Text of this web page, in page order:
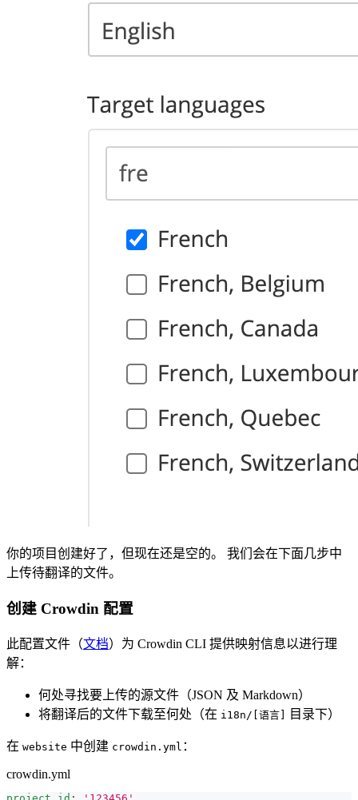
你的项目创建好了，但现在还是空的。 我们会在下面几步中
上传待翻译的文件。
创建 Crowdin 配置
此配置文件（文档）为 Crowdin CLI 提供映射信息以进行理
解：
何处寻找要上传的源文件（JSON 及 Markdown）
将翻译后的文件下载至何处（在 i18n/[语言] 目录下）
在 website 中创建 crowdin.yml ：
crowdin.yml